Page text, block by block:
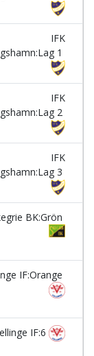
IFK
1
IFK
2
IFK
3
BK:Grön
IF:Orange
IF:6